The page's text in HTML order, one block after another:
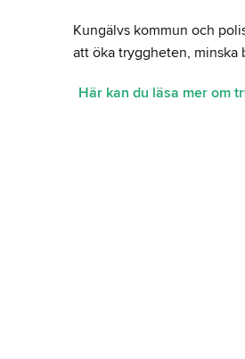
Kungälvs kommun och
att öka tryggheten,
Här kan du läsa mer om